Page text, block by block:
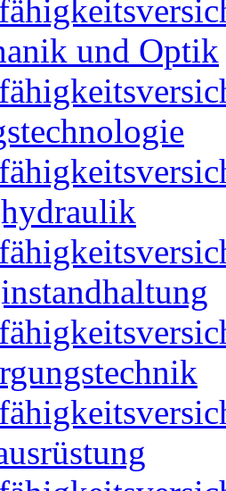
und Optik